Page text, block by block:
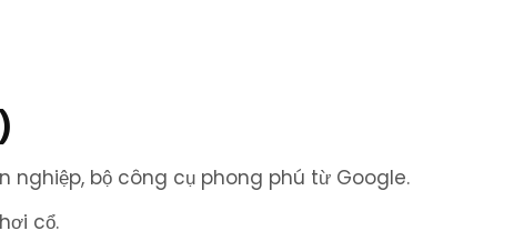
nghiệp, bộ công cụ phong phú từ Google.
cổ.